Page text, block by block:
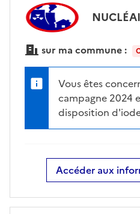
sur ma commune :
Vous êtes
campagne 2024
disposition
Accéder aux